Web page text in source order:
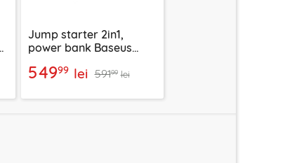
Jump starter 2in1,
power bank Baseus
12000mAh
54999 lei 59199 lei